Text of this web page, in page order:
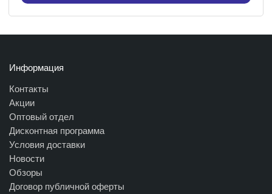
Информация
Контакты
Акции
Оптовый отдел
Дисконтная программа
Условия доставки
Новости
Обзоры
Договор публичной оферты